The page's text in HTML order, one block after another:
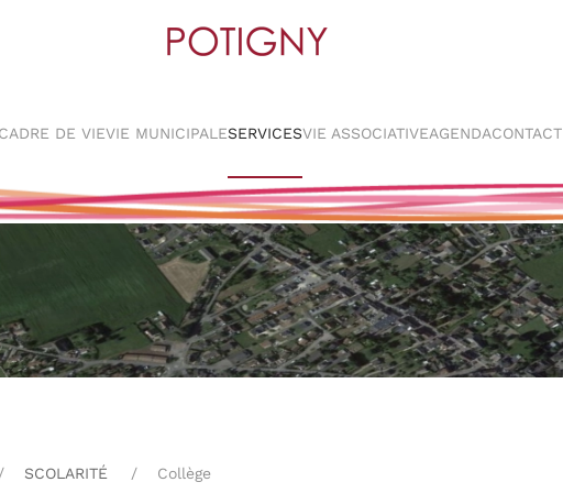
CADRE DE VIEVIE MUNICIPALESERVICESVIE ASSOCIATIVEAGENDACONTACT
SCOLARITÉ Collège